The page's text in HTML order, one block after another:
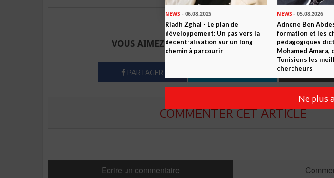
Envoyer à un ami Imprimer
VOUS AIMEZ CET ARTICLE ? PARTAGEZ-LE AVEC VOS
PARTAGER
COMMENTER CET ARTICLE
Ecrire un commentaire
NEWS - 06.08.2026
Riadh Zghal - Le plan de
développement: Un pas vers la
décentralisation sur un long
chemin à parcourir
NEWS - 05.08.2026
Adnene Ben
formation et les
pédagogiques
Mohamed Amara,
Tunisiens les
chercheurs
Ne plus